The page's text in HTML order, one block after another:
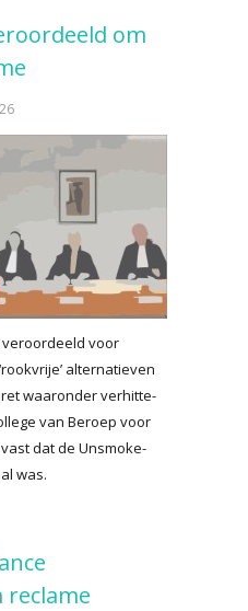
om
voor
alternatieven
waaronder verhitte-
van Beroep voor
dat de Unsmoke-
was.
reclame